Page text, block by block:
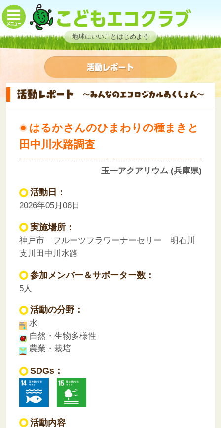
地球にいいことはじめよう
はるかさんのひまわりの種まきと
田中川水路調査
玉一アクアリウム (兵庫県)
活動日：
2026年05月06日
実施場所：
神戸市 フルーツフラワーナーセリー 明石川
支川田中川水路
参加メンバー＆サポーター数：
5人
活動の分野：
水
自然・生物多様性
農業・栽培
SDGs：
活動内容